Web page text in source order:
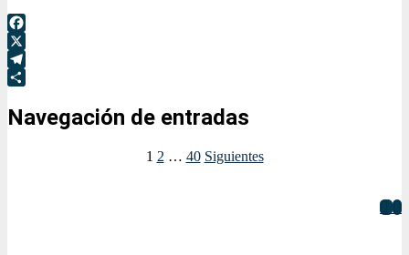
Facebook
X
Telegram
Navegación de entradas
1 2 … 40 Siguientes